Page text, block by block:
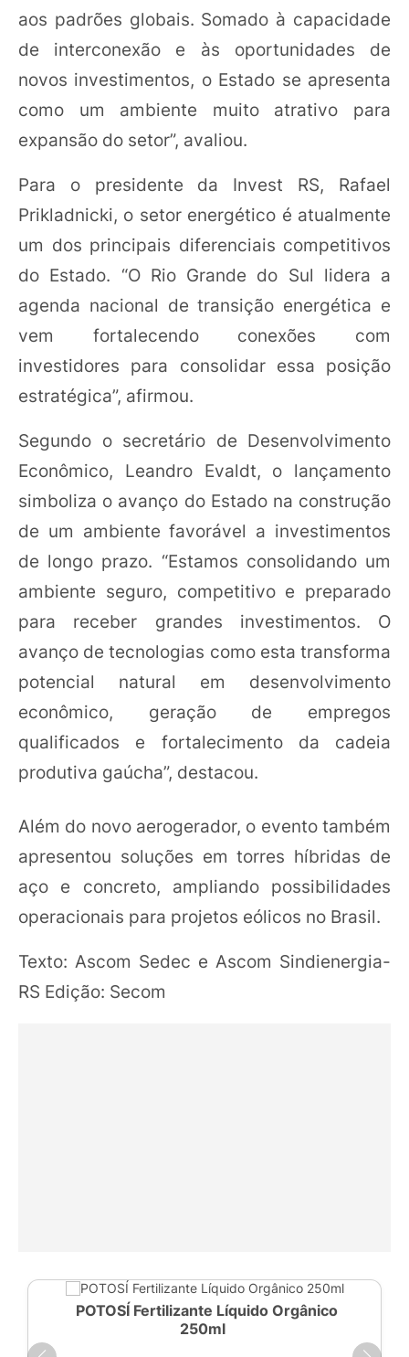
aos padrões globais. Somado à capacidade
de interconexão e às oportunidades de
novos investimentos, o Estado se apresenta
como um ambiente muito atrativo para
expansão do setor”, avaliou.
Para o presidente da Invest RS, Rafael
Prikladnicki, o setor energético é atualmente
um dos principais diferenciais competitivos
do Estado. “O Rio Grande do Sul lidera a
agenda nacional de transição energética e
vem fortalecendo conexões com
investidores para consolidar essa posição
estratégica”, afirmou.
Segundo o secretário de Desenvolvimento
Econômico, Leandro Evaldt, o lançamento
simboliza o avanço do Estado na construção
de um ambiente favorável a investimentos
de longo prazo. “Estamos consolidando um
ambiente seguro, competitivo e preparado
para receber grandes investimentos. O
avanço de tecnologias como esta transforma
potencial natural em desenvolvimento
econômico, geração de empregos
qualificados e fortalecimento da cadeia
produtiva gaúcha”, destacou.
Além do novo aerogerador, o evento também
apresentou soluções em torres híbridas de
aço e concreto, ampliando possibilidades
operacionais para projetos eólicos no Brasil.
Texto: Ascom Sedec e Ascom Sindienergia-
RS Edição: Secom
POTOSÍ Fertilizante Líquido Orgânico
250ml